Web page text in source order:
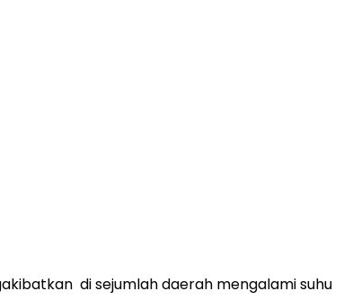
di sejumlah daerah mengalami suhu